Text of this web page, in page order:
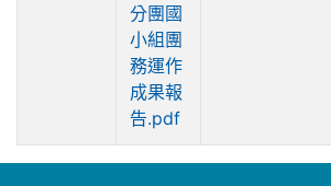
分團國
小組團
務運作
成果報
告.pdf